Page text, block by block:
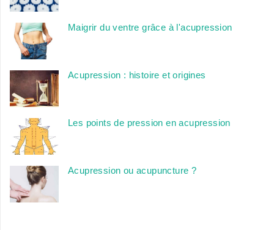
Maigrir du ventre grâce à l'acupression
Acupression : histoire et origines
Les points de pression en acupression
Acupression ou acupuncture ?